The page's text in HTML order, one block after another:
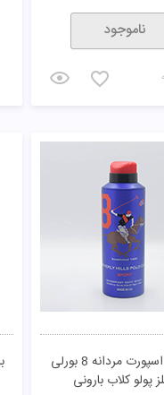
ناموجود
اسپری اسپورت مردانه 8 بورلی
پولو کلاب بارونی